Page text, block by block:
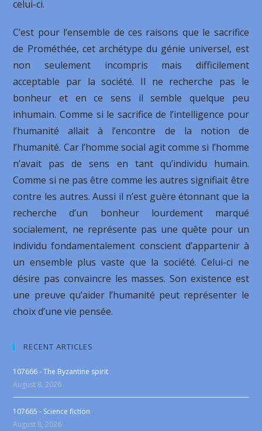
celui-ci.
C’est pour l’ensemble de ces raisons que le sacrifice
de Prométhée, cet archétype du génie universel, est
non seulement incompris mais difficilement
acceptable par la société. Il ne recherche pas le
bonheur et en ce sens il semble quelque peu
inhumain. Comme si le sacrifice de l’intelligence pour
l’humanité allait à l’encontre de la notion de
l’humanité. Car l’homme social agit comme si l’homme
n’avait pas de sens en tant qu’individu humain.
Comme si ne pas être comme les autres signifiait être
contre les autres. Aussi il n’est guère étonnant que la
recherche d’un bonheur lourdement marqué
socialement, ne représente pas une quête pour un
individu fondamentalement conscient d’appartenir à
un ensemble plus vaste que la société. Celui-ci ne
désire pas convaincre les masses. Son existence est
une preuve qu’aider l’humanité peut représenter le
choix d’une vie pensée.
RECENT ARTICLES
107666 - The Byzantine spirit
August 8, 2026
107665 - Science fiction
August 8, 2026